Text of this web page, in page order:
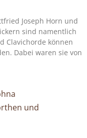
Joseph Horn und
sind namentlich
Clavichorde können
Dabei waren sie von